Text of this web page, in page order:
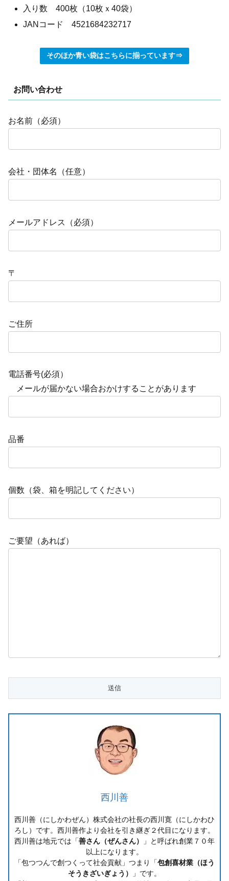
入り数 400枚（10枚ｘ40袋）
JANコード 4521684232717
そのほか青い袋はこちらに揃っています⇒
お問い合わせ
お名前（必須）
会社・団体名（任意）
メールアドレス（必須）
〒
ご住所
電話番号(必須）
メールが届かない場合おかけすることがあります
品番
個数（袋、箱を明記してください）
ご要望（あれば）
西川善
西川善（にしかわぜん）株式会社の社長の西川寛（にしかわひ
ろし）です。西川善作より会社を引き継ぎ２代目になります。
西川善は地元では「善さん（ぜんさん）
」と呼ばれ創業７０年
以上になります。
「包つつんで創つくって社会貢献」つまり「包創喜材業（ほう
そうきざいぎょう）
」です。